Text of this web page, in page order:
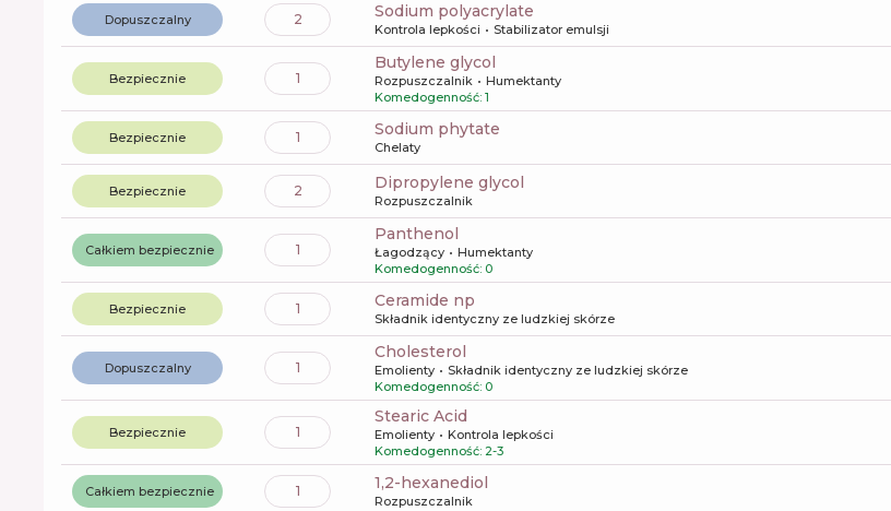
Dopuszczalny 2 sodium polyacrylate
Kontrola lepkości Stabilizator emulsji
Bezpiecznie 1
butylene glycol
Rozpuszczalnik
Humektanty
Komedogenność: 1
Bezpiecznie 1 sodium phytate
Chelaty
Bezpiecznie 2 dipropylene glycol
Rozpuszczalnik
Całkiem bezpiecznie 1
panthenol
Łagodzący
Humektanty
Komedogenność: 0
Bezpiecznie 1 ceramide np
Składnik identyczny ze ludzkiej skórze
Dopuszczalny 1
cholesterol
Emolienty
Składnik identyczny ze ludzkiej skórze
Komedogenność: 0
Bezpiecznie 1
Stearic Acid
Emolienty
Kontrola lepkości
Komedogenność: 2-3
Całkiem bezpiecznie 1 1,2-hexanediol
Rozpuszczalnik